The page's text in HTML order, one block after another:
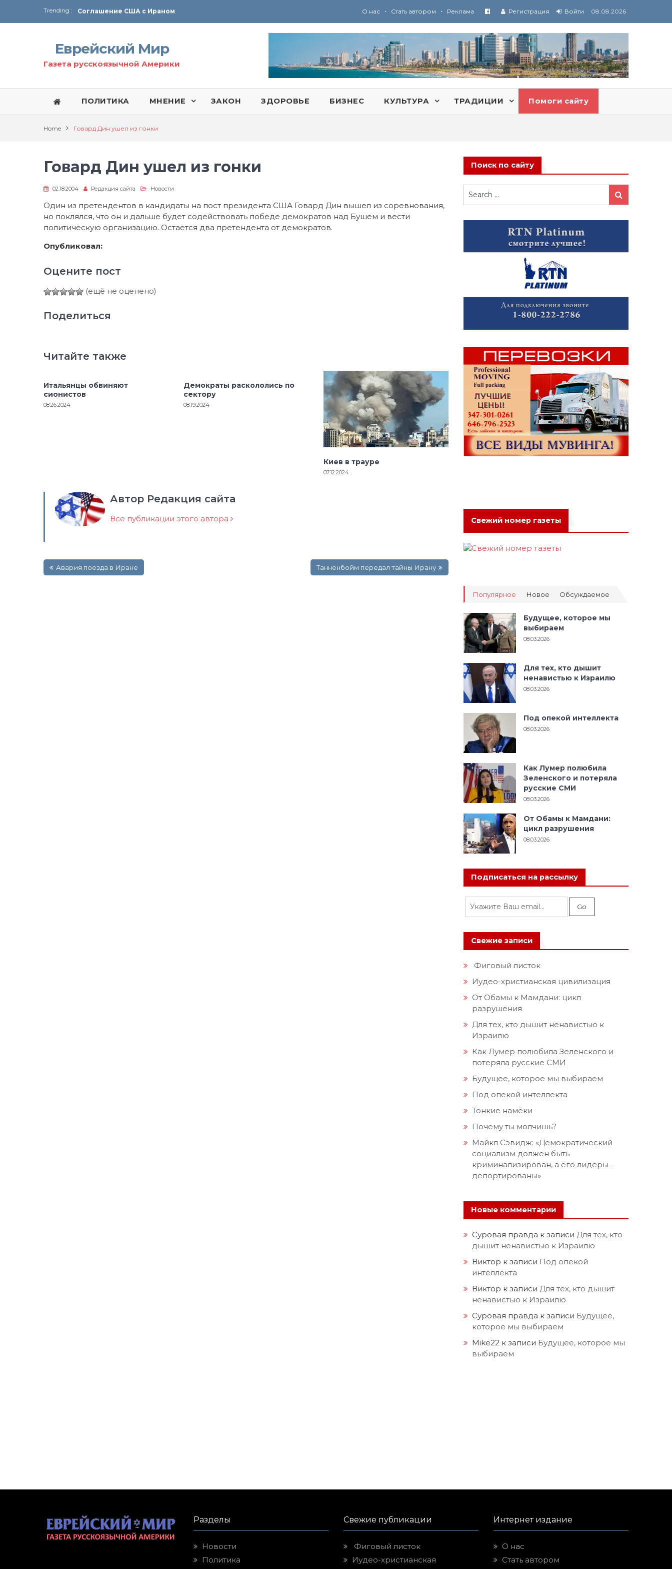
Trending :
Соглашение США с Ираном
Технология Революции в Иране
Ю
ридические услуги адвокатской коллегии «Эли Гервиц»: полное сопровождение на всех этапах
От Ирана до Ливана и Газы
О нас • Стать автором • Реклама Регистрация Войти 08.08.2026
Еврейский Мир
Газета русскоязычной Америки
ПОЛИТИКА МНЕНИЕ ЗАКОН ЗДОРОВЬЕ БИЗНЕС КУЛЬТУРА ТРАДИЦИИ Помоги сайту
Home Говард Дин ушел из гонки
Говард Дин ушел из гонки
02.18.2004 Редакция сайта Новости
Один из претендентов в кандидаты на пост президента США Говард Дин вышел из соревнования,
но поклялся, что он и дальше будет содействовать победе демократов над Бушем и вести
политическую организацию. Остается два претендента от демократов.
Опубликовал:
Оцените пост
(ещё не оценено)
Поделиться
Читайте также
Итальянцы обвиняют
сионистов
08.26.2024
Демократы раскололись по
сектору
08.19.2024
Киев в трауре
07.12.2024
Автор Редакция сайта
Все публикации этого автора
поАвария поезда в Иране Танненбойм передал тайны Ирану
Поиск по сайту
Search
for:
Search
Свежий номер газеты
Популярное Новое Обсуждаемое
Будущее, которое мы
выбираем
08.03.2026
Для тех, кто дышит
ненавистью к Израилю
08.03.2026
Под опекой интеллекта
08.03.2026
Как Лумер полюбила
Зеленского и потеряла
русские СМИ
08.03.2026
От Обамы к Мамдани:
цикл разрушения
08.03.2026
Подписаться на рассылку
Свежие записи
Фиговый листок
Иудео-христианская цивилизация
От Обамы к Мамдани: цикл
разрушения
Для тех, кто дышит ненавистью к
Израилю
Как Лумер полюбила Зеленского и
потеряла русские СМИ
Будущее, которое мы выбираем
Под опекой интеллекта
Тонкие намёки
Почему ты молчишь?
Майкл Сэвидж: «Демократический
социализм должен быть
криминализирован, а его лидеры –
депортированы»
Новые комментарии
Суровая правда к записи Для тех, кто
дышит ненавистью к Израилю
Виктор к записи Под опекой
интеллекта
Виктор к записи Для тех, кто дышит
ненавистью к Израилю
Суровая правда к записи Будущее,
которое мы выбираем
Mike22 к записи Будущее, которое мы
выбираем
Разделы
Новости
Политика
Свежие публикации
Фиговый листок
Иудео-христианская
Интернет издание
О нас
Стать автором